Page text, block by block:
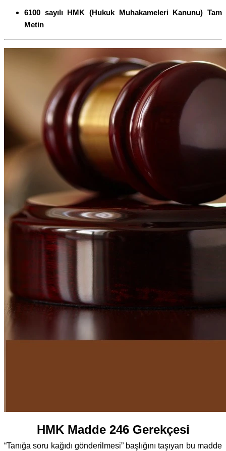
6100 sayılı HMK (Hukuk Muhakameleri Kanunu) Tam
Metin
HMK Madde 246 Gerekçesi
“Tanığa soru kağıdı gönderilmesi” başlığını taşıyan bu madde